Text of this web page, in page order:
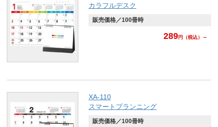
カラフルデスク
販売価格／100冊時
289円 （税込）～
XA-110
スマートプランニング
販売価格／100冊時